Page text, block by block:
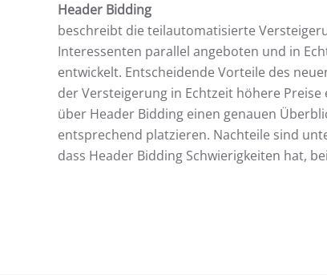
Header Bidding
beschreibt die teilautomatisierte
Interessenten parallel angeboten und in
entwickelt. Entscheidende Vorteile des
der Versteigerung in Echtzeit höhere
über Header Bidding einen genauen
entsprechend platzieren. Nachteile sind
dass Header Bidding Schwierigkeiten hat,